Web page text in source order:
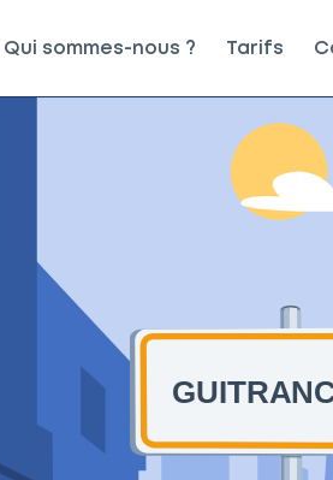
Qui sommes-nous ? Tarifs